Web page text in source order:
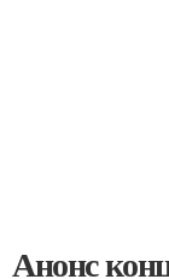
Анонс